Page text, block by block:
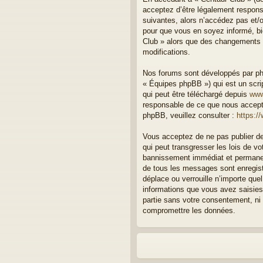
acceptez d’être légalement
suivantes, alors n’accédez pas
pour que vous en soyez informé,
Club » alors que des
modifications.
Nos forums sont développés par
« Équipes phpBB ») qui est un
qui peut être téléchargé depuis
responsable de ce que nous
phpBB, veuillez consulter : https://
Vous acceptez de ne pas publier
qui peut transgresser les lois de
bannissement immédiat et
de tous les messages sont
déplace ou verrouille n’importe
informations que vous avez
partie sans votre consentement,
compromettre les données.